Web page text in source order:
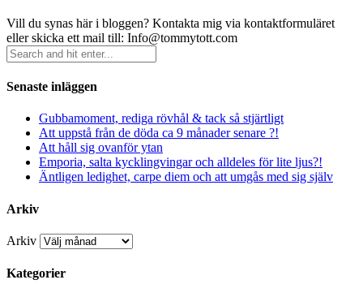
Vill du synas här i bloggen? Kontakta mig via kontaktformuläret
eller skicka ett mail till: Info@tommytott.com
Senaste inläggen
Gubbamoment, rediga rövhål & tack så stjärtligt
Att uppstå från de döda ca 9 månader senare ?!
Att håll sig ovanför ytan
Emporia, salta kycklingvingar och alldeles för lite ljus?!
Äntligen ledighet, carpe diem och att umgås med sig själv
Arkiv
Arkiv
Kategorier